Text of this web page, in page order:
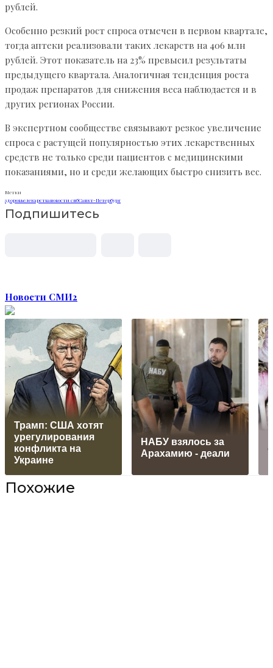
рублей.
Особенно резкий рост спроса отмечен в первом квартале,
тогда аптеки реализовали таких лекарств на 406 млн
рублей. Этот показатель на 23% превысил результаты
предыдущего квартала. Аналогичная тенденция роста
продаж препаратов для снижения веса наблюдается и в
других регионах России.
В экспертном сообществе связывают резкое увеличение
спроса с растущей популярностью этих лекарственных
средств не только среди пациентов с медицинскими
показаниями, но и среди желающих быстро снизить вес.
Метки
здоровьелекарствановости спбСанкт-Петербург
Подпишитесь
Новости СМИ2
Трамп: США хотят
урегулирования
конфликта на
Украине
НАБУ взялось за
Арахамию - деали
Похожие